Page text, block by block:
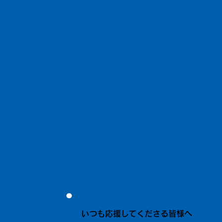
いつも応援してくださる皆様へ